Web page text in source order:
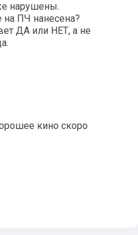
нарушены.
на ПЧ нанесена?
ДА или НЕТ, а не
кино скоро